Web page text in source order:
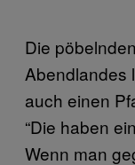
Die
Abendlandes
auch einen
“Die haben
Wenn man